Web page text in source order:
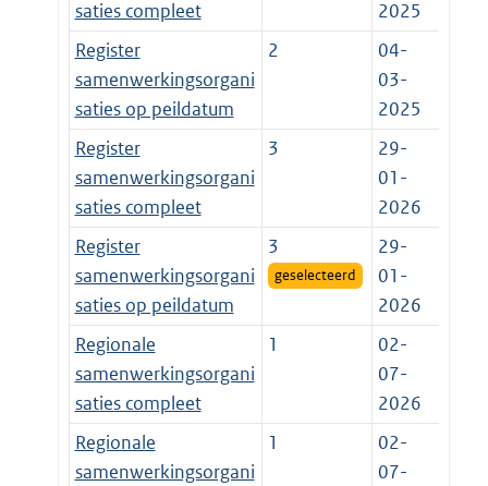
saties compleet
2025
Register
samenwerkingsorgani
saties op peildatum
2
04-
03-
2025
Register
samenwerkingsorgani
saties compleet
3
29-
01-
2026
Register
samenwerkingsorgani
saties op peildatum
3
geselecteerd
29-
01-
2026
Regionale
samenwerkingsorgani
saties compleet
1
02-
07-
2026
Regionale
samenwerkingsorgani
1
02-
07-